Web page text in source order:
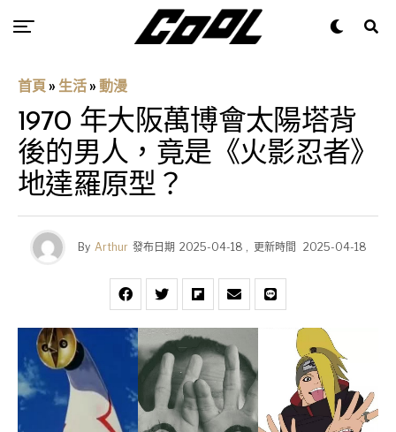
首頁 » 生活 » 動漫
1970 年大阪萬博會太陽塔背
後的男人，竟是《火影忍者》
地達羅原型？
By Arthur 發布日期 2025-04-18 , 更新時間 2025-04-18